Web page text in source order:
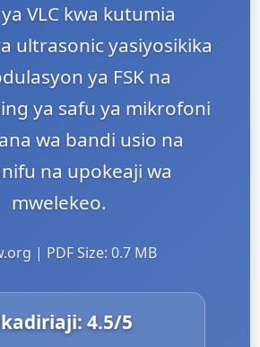
VLC kwa kutumia
ultrasonic yasiyosikika
ya FSK na
ya safu ya mikrofoni
wa bandi usio na
na upokeaji wa
mwelekeo.
| PDF Size: 0.7 MB
4.5/5